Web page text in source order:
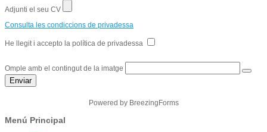
Adjunti el seu CV
Consulta les condiccions de privadessa
He llegit i accepto la política de privadessa
Omple amb el contingut de la imatge
Enviar
Powered by BreezingForms
Menú Principal